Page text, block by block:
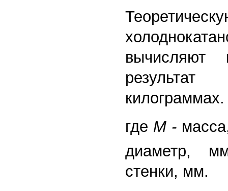
килограммах.
где М -
диаметр,
стенки, мм.